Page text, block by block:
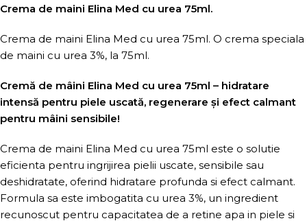
Crema de maini Elina Med cu urea 75ml.
Crema de maini Elina Med cu urea 75ml. O crema speciala
de maini cu urea 3%, la 75ml.
Cremă de mâini Elina Med cu urea 75ml – hidratare
intensă pentru piele uscată, regenerare și efect calmant
pentru mâini sensibile!
Crema de maini Elina Med cu urea 75ml este o solutie
eficienta pentru ingrijirea pielii uscate, sensibile sau
deshidratate, oferind hidratare profunda si efect calmant.
Formula sa este imbogatita cu urea 3%, un ingredient
recunoscut pentru capacitatea de a retine apa in piele si